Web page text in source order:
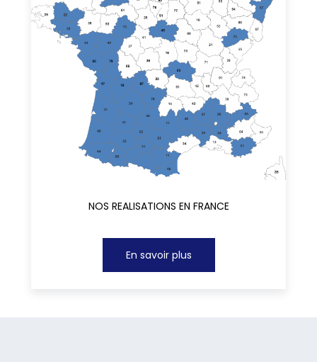
NOS REALISATIONS EN FRANCE
En savoir plus